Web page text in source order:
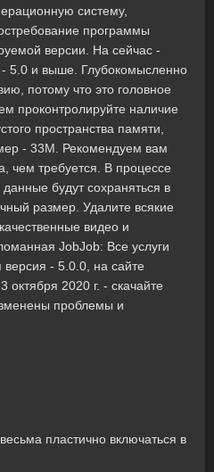
систему,
программы
версии. На сейчас -
5.0 и выше. Глубокомысленно
потому что это головное
проконтролируйте наличие
пространства памяти,
- 33M. Рекомендуем вам
чем требуется. В процессе
будут сохраняться в
размер. Удалите всякие
видео и
JobJob: Все услуги
версия - 5.0.0, на сайте
октября 2020 г. - скачайте
проблемы и
пластично включаться в